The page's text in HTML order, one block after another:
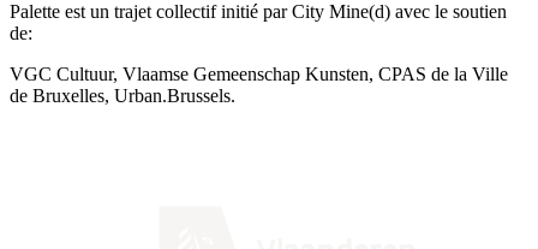
Palette est un trajet collectif initié par City Mine(d) avec le soutien
de:
VGC Cultuur, Vlaamse Gemeenschap Kunsten, CPAS de la Ville
de Bruxelles, Urban.Brussels.